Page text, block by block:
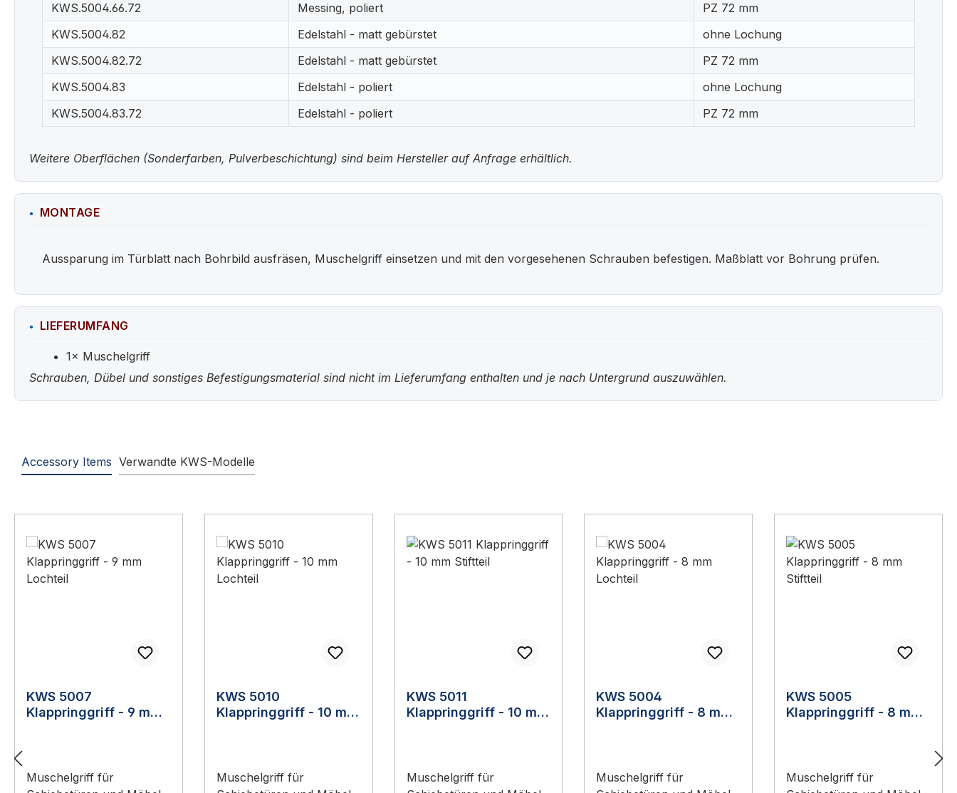
KWS.5004.66.72
Messing, poliert
PZ 72 mm
KWS.5004.82
Edelstahl - matt gebürstet
ohne Lochung
KWS.5004.82.72
Edelstahl - matt gebürstet
PZ 72 mm
KWS.5004.83
Edelstahl - poliert
ohne Lochung
KWS.5004.83.72
Edelstahl - poliert PZ 72 mm
Weitere Oberflächen (Sonderfarben, Pulverbeschichtung) sind beim Hersteller auf Anfrage erhältlich.
MONTAGE
Aussparung im Türblatt nach Bohrbild ausfräsen, Muschelgriff einsetzen und mit den vorgesehenen Schrauben befestigen. Maßblatt vor Bohrung prüfen.
LIEFERUMFANG
1× Muschelgriff
Schrauben, Dübel und sonstiges Befestigungsmaterial sind nicht im Lieferumfang enthalten und je nach Untergrund auszuwählen.
Accessory Items Verwandte KWS-Modelle
KWS 5007
Klappringgriff - 9 mm
Muschelgriff für
KWS 5010
Klappringgriff - 10 mm
Muschelgriff für
KWS 5011
Klappringgriff - 10 mm
Muschelgriff für
KWS 5004
Klappringgriff - 8 mm
Muschelgriff für
KWS 5005
Klappringgriff - 8 mm
Muschelgriff für